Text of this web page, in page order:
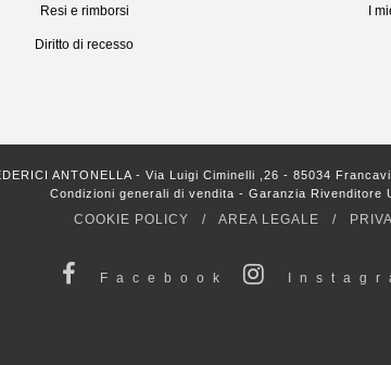
Resi e rimborsi
Diritto di recesso
I
ANTONELLA - Via Luigi Ciminelli ,26 - 85034
Condizioni generali di vendita - Garanzia Rivenditore
COOKIE POLICY / AREA LEGALE /
Facebook